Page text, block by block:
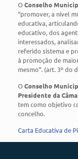
OConselho
“promover, a nível
educativa,
educativo, dos
interessados,
referido sistema e
à promoção de
mesmo”. (art. 3º do
OConselho
Presidente da
tem como objetivo
concelho.
Carta Educativa de